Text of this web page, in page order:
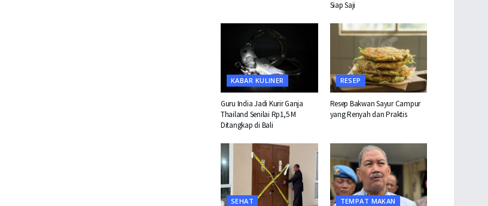
Siap Saji
KABAR KULINER
Guru India Jadi Kurir Ganja
Thailand Senilai Rp1,5 M
Ditangkap di Bali
RESEP
Resep Bakwan Sayur Campur
yang Renyah dan Praktis
SEHAT TEMPAT MAKAN